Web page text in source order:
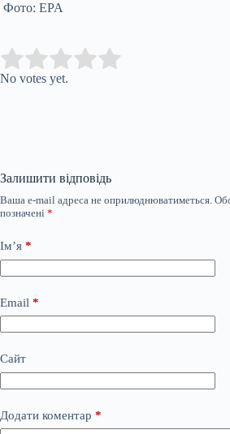
Фото: EPA
Rate this item:
No votes yet.
Залишити відповідь
Ваша e-mail адреса не оприлюднюватиметься.
позначені *
Ім’я *
Email *
Сайт
Додати коментар *